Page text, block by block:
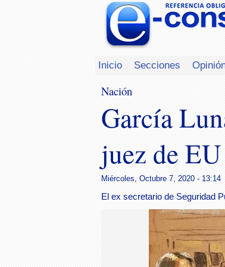
Inicio Secciones
Nación
García
juez de
Miércoles, Octubre 7, 2020 - 13:14
El ex secretario de Seguridad